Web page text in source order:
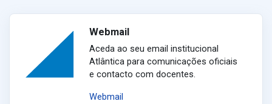
Webmail
Aceda ao seu email institucional
Atlântica para comunicações oficiais
e contacto com docentes.
Webmail